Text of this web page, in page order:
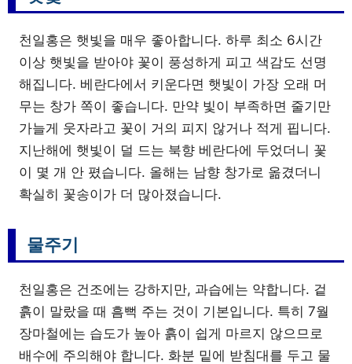
천일홍은 햇빛을 매우 좋아합니다. 하루 최소 6시간
이상 햇빛을 받아야 꽃이 풍성하게 피고 색감도 선명
해집니다. 베란다에서 키운다면 햇빛이 가장 오래 머
무는 창가 쪽이 좋습니다. 만약 빛이 부족하면 줄기만
가늘게 웃자라고 꽃이 거의 피지 않거나 적게 핍니다.
지난해에 햇빛이 덜 드는 북향 베란다에 두었더니 꽃
이 몇 개 안 폈습니다. 올해는 남향 창가로 옮겼더니
확실히 꽃송이가 더 많아졌습니다.
물주기
천일홍은 건조에는 강하지만, 과습에는 약합니다. 겉
흙이 말랐을 때 흠뻑 주는 것이 기본입니다. 특히 7월
장마철에는 습도가 높아 흙이 쉽게 마르지 않으므로
배수에 주의해야 합니다. 화분 밑에 받침대를 두고 물